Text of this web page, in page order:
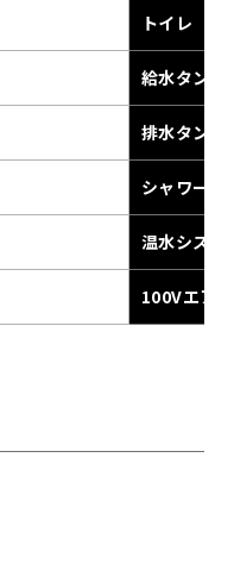
トイレ
給水タンク
排水タンク
シャワー
温水システ
100Vエア